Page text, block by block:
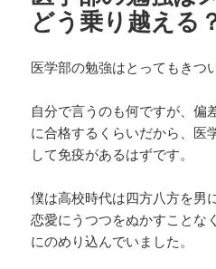
どう乗り越える
医学部の勉強はとってもきつ
自分で言うのも何ですが、偏
に合格するくらいだから、医
して免疫があるはずです。
僕は高校時代は四方八方を男
恋愛にうつつをぬかすことな
にのめり込んでいました。